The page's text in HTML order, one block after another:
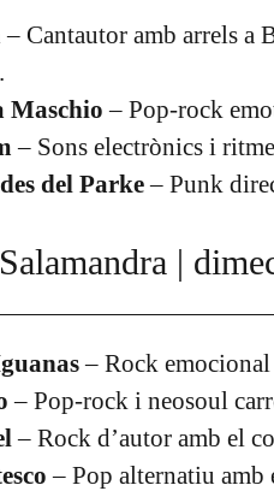
– Cantautor amb arrels a
Maschio – Pop-rock
– Sons electrònics i
del Parke– Punk
|
– Rock emocional
– Pop-rock i neosoul
– Rock d’autor amb el
– Pop alternatiu amb